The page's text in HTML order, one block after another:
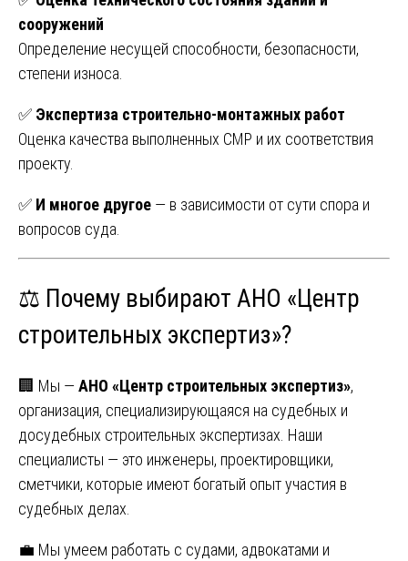
сооружений
Определение несущей способности, безопасности,
степени износа.
✅ Экспертиза строительно-монтажных работ
Оценка качества выполненных СМР и их соответствия
проекту.
✅ И многое другое — в зависимости от сути спора и
вопросов суда.
⚖️ Почему выбирают АНО «Центр
строительных экспертиз»?
🏢 Мы —АНО «Центр строительных экспертиз»,
организация, специализирующаяся на судебных и
досудебных строительных экспертизах. Наши
специалисты — это инженеры, проектировщики,
сметчики, которые имеют богатый опыт участия в
судебных делах.
💼 Мы умеем работать с судами, адвокатами и